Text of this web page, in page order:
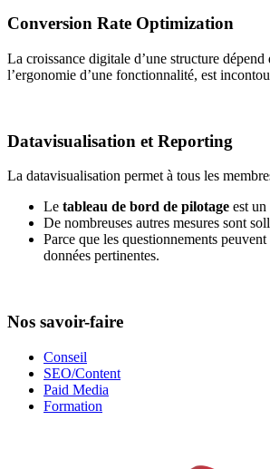
Conversion Rate Optimization
La croissance digitale d’une structure
l’ergonomie d’une fonctionnalité, est
Datavisualisation et Reporting
La datavisualisation permet à tous les
Le tableau de bord de pilotage est
De nombreuses autres mesures sont
Parce que les questionnements
données pertinentes.
Nos savoir-faire
Conseil
SEO/Content
Paid Media
Formation